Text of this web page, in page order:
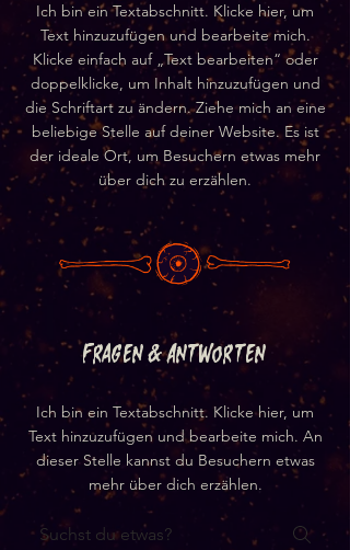
Ich bin ein Textabschnitt. Klicke hier, um
Text hinzuzufügen und bearbeite mich.
Klicke einfach auf „Text bearbeiten“ oder
doppelklicke, um Inhalt hinzuzufügen und
die Schriftart zu ändern. Ziehe mich an eine
beliebige Stelle auf deiner Website. Es ist
der ideale Ort, um Besuchern etwas mehr
über dich zu erzählen.
Fragen & Antworten
Ich bin ein Textabschnitt. Klicke hier, um
Text hinzuzufügen und bearbeite mich. An
dieser Stelle kannst du Besuchern etwas
mehr über dich erzählen.